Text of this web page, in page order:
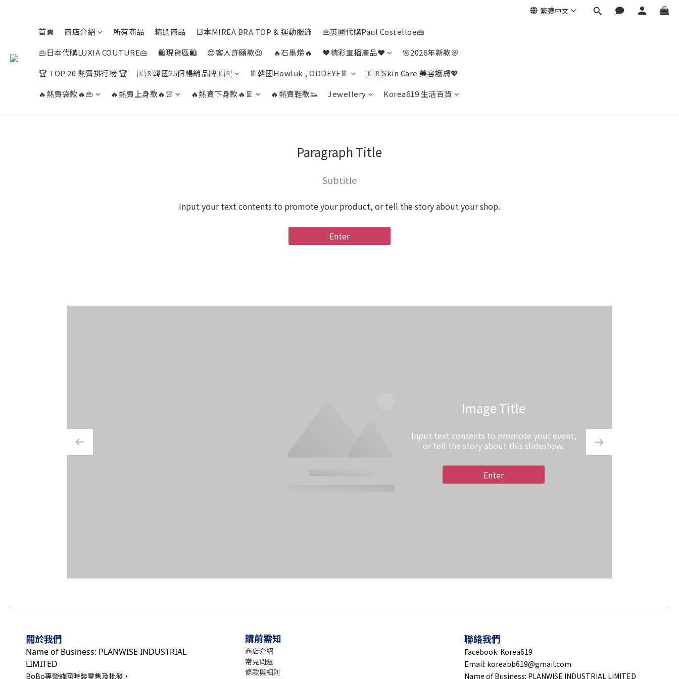
繁體中文
首頁 商店介紹 所有商品 精選商品 日本MIREA BRA TOP & 運動服飾
👜英國代購Paul Costelloe👜
👜日本代購LUXIA COUTURE👜
🛍️現貨區🛍️ 😍客人許願款😍 🔥石墨烯🔥 ❤️精彩直播產品❤️
🌸2026年新款🌸
🏆 TOP 20 熱賣排行榜 🏆
🇰🇷韓國25個暢銷品牌🇰🇷 👖韓國Howluk , ODDEYE👖
🇰🇷Skin Care 美容護膚💖
🔥熱賣袋款🔥👜
🔥熱賣上身款🔥👚 🔥熱賣下身款🔥👖 🔥熱賣鞋款👟 Jewellery Korea619 生活百貨
Paragraph Title
Subtitle
Input your text contents to promote your product, or tell the story about your shop.
Enter
Image Title
Input text contents to promote your event,
or tell the story about this slideshow.
Enter
Input text contents to promote
or tell the story about this
關於我們
Name of Business: PLANWISE INDUSTRIAL
LIMITED
BoBo專營韓國時裝零售及批發，
購前需知
商店介紹
常見問題
條款與細則
聯絡我們
Facebook: Korea619
Email: koreabb619@gmail.com
Name of Business: PLANWISE INDUSTRIAL LIMITED